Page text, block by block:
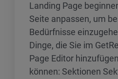
Landing Page
Seite anpassen, um
Bedürfnisse
Dinge, die Sie im
Page Editor
können: Sektionen